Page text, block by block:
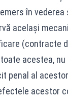
în
același
(contracte
toate acestea,
penal al
acestor